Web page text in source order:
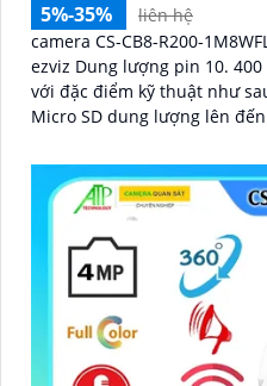
5%-35%
liên hệ
camera CS-CB8-R200-
ezviz Dung lượng pin 10.
với đặc điểm kỹ thuật như
Micro SD dung lượng lên